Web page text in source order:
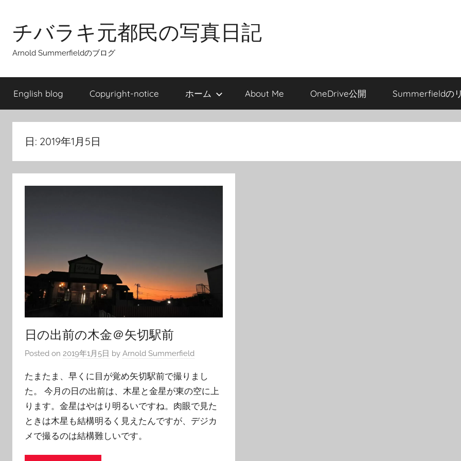
contentチバラキ元都民の写真日記
Arnold Summerfieldのブログ
English blog Copyright-notice ホーム About Me OneDrive公開 Summerfieldの
日: 2019年1月5日
日の出前の木金＠矢切駅前
Posted on 2019年1月5日 by Arnold Summerfield
たまたま、早くに目が覚め矢切駅前で撮りまし
た。 今月の日の出前は、木星と金星が東の空に上
ります。金星はやはり明るいですね。肉眼で見た
ときは木星も結構明るく見えたんですが、デジカ
メで撮るのは結構難しいです。